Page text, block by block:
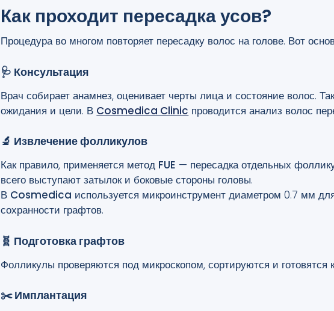
Как проходит пересадка усов?
Процедура во многом повторяет пересадку волос на голове. Вот
🩺 Консультация
Врач собирает анамнез, оценивает черты лица и состояние волос.
ожидания и цели. В Cosmedica Clinic проводится анализ волос
🔬 Извлечение фолликулов
Как правило, применяется метод FUE — пересадка отдельных
всего выступают затылок и боковые стороны головы.
В Cosmedica используется микроинструмент диаметром 0.7 мм
сохранности графтов.
🧬 Подготовка графтов
Фолликулы проверяются под микроскопом, сортируются и готовятся
✂️ Имплантация